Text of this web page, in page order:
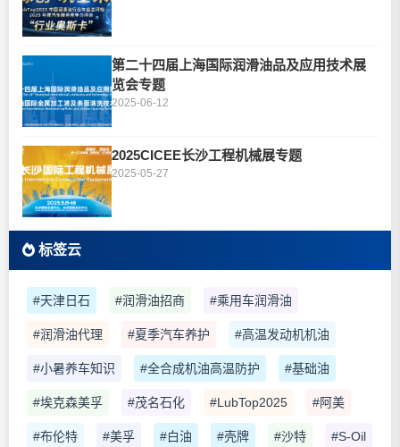
第二十四届上海国际润滑油品及应用技术展
览会专题
2025-06-12
2025CICEE长沙工程机械展专题
2025-05-27
标签云
#天津日石 #润滑油招商 #乘用车润滑油
#润滑油代理 #夏季汽车养护 #高温发动机机油
#小暑养车知识 #全合成机油高温防护 #基础油
#埃克森美孚 #茂名石化 #LubTop2025 #阿美
#布伦特 #美孚 #白油 #壳牌 #沙特 #S-Oil